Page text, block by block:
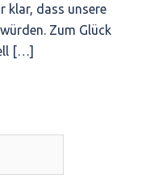
klar, dass unsere
Zum Glück
[…]